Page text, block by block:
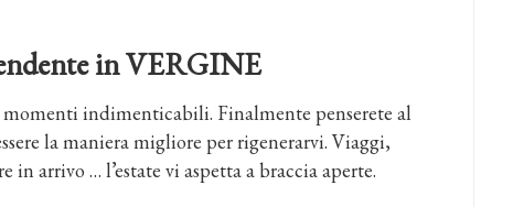
in VERGINE
indimenticabili. Finalmente penserete al
la maniera migliore per rigenerarvi. Viaggi,
in arrivo … l’estate vi aspetta a braccia aperte.